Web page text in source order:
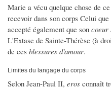
Marie a vécu quelque chose de
recevoir dans son corps Celui
accepté également que son coeur
L'Extase de Sainte-Thérèse (à
de ces blessures d'amour.
Limites du langage du corps
Selon Jean-Paul II, eros connaît